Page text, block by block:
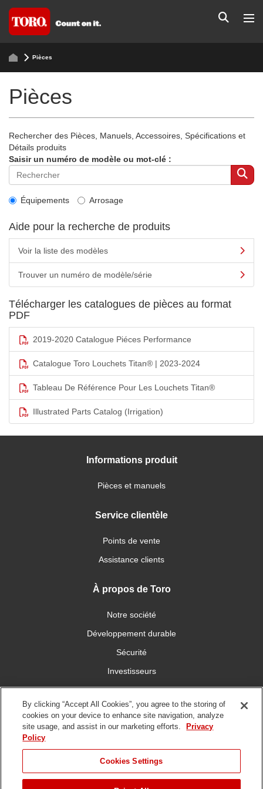
Pièces
Pièces
Rechercher des Pièces, Manuels, Accessoires, Spécifications et
Détails produits
Saisir un numéro de modèle ou mot-clé :
Équipements Arrosage
Aide pour la recherche de produits
Voir la liste des modèles
Trouver un numéro de modèle/série
Télécharger les catalogues de pièces au format
PDF
2019-2020 Catalogue Piéces Performance
Catalogue Toro Louchets Titan® | 2023-2024
Tableau De Référence Pour Les Louchets Titan®
Illustrated Parts Catalog (Irrigation)
Informations produit
Pièces et manuels
Service clientèle
Points de vente
Assistance clients
À propos de Toro
Notre société
Développement durable
Sécurité
Investisseurs
Carrières
Connectez-vous avec nous
By clicking “Accept All Cookies”, you agree to the storing of
cookies on your device to enhance site navigation, analyze
site usage, and assist in our marketing efforts.
Privacy
Policy
Cookies Settings